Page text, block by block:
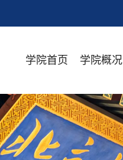
学院首页 学院概况